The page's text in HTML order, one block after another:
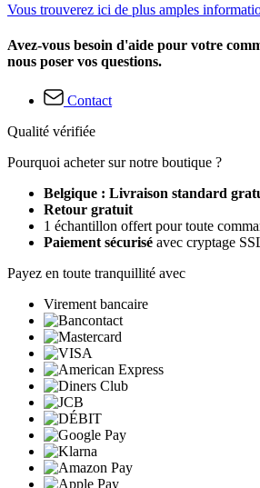
Vous trouverez ici de plus amples
Avez-vous besoin d'aide pour votre
nous poser vos questions.
Contact
Qualité vérifiée
Pourquoi acheter sur notre boutique ?
Belgique : Livraison standard
Retour gratuit
1 échantillon offert pour toute
Paiement sécurisé avec cryptage
Payez en toute tranquillité avec
Virement bancaire